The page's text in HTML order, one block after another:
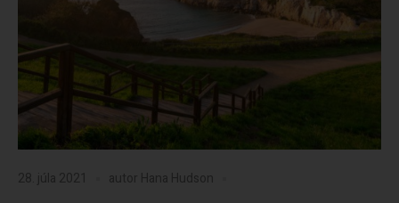
28. júla 2021 autor Hana Hudson